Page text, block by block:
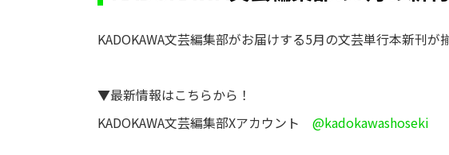
KADOKAWA文芸編集部がお届けする5月の文芸単行本新刊が
▼最新情報はこちらから！
KADOKAWA文芸編集部Xアカウント @kadokawashoseki